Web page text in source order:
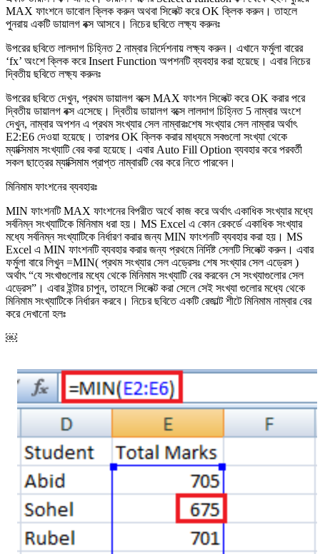
MAX ফাংশনে ডাবোল ক্লিক করুন অথবা সিলেক্ট করে OK ক্লিক করুন। তাহলে
পুনরায় একটি ডায়ালগ বক্স আসবে। নিচের ছবিতে লক্ষ্য করুনঃ
উপরের ছবিতে লালদাগ চিহ্নিত 2 নাম্বার নির্দেশনায় লক্ষ্য করুন। এখানে ফর্মুলা বারের
‘fx’ অংশে ক্লিক করে Insert Function অপশনটি ব্যবহার করা হয়েছে। এবার নিচের
দ্বিতীয় ছবিতে লক্ষ্য করুনঃ
উপরের ছবিতে দেখুন, প্রথম ডায়ালগ বক্সে MAX ফাংশন সিলেক্ট করে OK করার পরে
দ্বিতীয় ডায়ালগ বক্স এসেছে। দ্বিতীয় ডায়ালগ বক্সে লালদাগ চিহ্নিত 5 নাম্বার অংশে
দেখুন, নাম্বার অপশন এ প্রথম সংখ্যার সেল নাম্বারঃশেষ সংখ্যার সেল নাম্বার অর্থাৎ
E2:E6 দেওয়া হয়েছে। তারপর OK ক্লিক করার মাধ্যমে সবগুলো সংখ্যা থেকে
ম্যাক্সিমাম সংখ্যাটি বের করা হয়েছে। এবার Auto Fill Option ব্যবহার করে পরবর্তী
সকল ছাত্রের ম্যাক্সিমাম প্রাপ্ত নাম্বারটি বের করে নিতে পারবেন।
মিনিমাম ফাংশনের ব্যবহারঃ
MIN ফাংশনটি MAX ফাংশনের বিপরীত অর্থে কাজ করে অর্থাৎ একাধিক সংখ্যার মধ্যে
সর্বনিম্ন সংখ্যাটিকে মিনিমাম ধরা হয়। MS Excel এ কোন রেকর্ডে একাধিক সংখ্যার
মধ্যে সর্বনিম্ন সংখ্যাটিকে নির্ধারণ করার জন্য MIN ফাংশনটি ব্যবহার করা হয়। MS
Excel এ MIN ফাংশনটি ব্যবহার করার জন্য প্রথমে নির্দিষ্ট সেলটি সিলেক্ট করুন। এবার
ফর্মুলা বারে লিখুন =MIN( প্রথম সংখ্যার সেল এড্রেসঃ শেষ সংখ্যার সেল এড্রেস )
অর্থাৎ “যে সংখাগুলোর মধ্যে থেকে মিনিমাম সংখ্যাটি বের করবেন সে সংখ্যাগুলোর সেল
এড্রেস”। এবার ইন্টার চাপুন, তাহলে সিলেক্ট করা সেলে সেই সংখ্যা গুলোর মধ্যে থেকে
মিনিমাম সংখ্যাটিকে নির্ধারন করবে। নিচের ছবিতে একটি রেজাল্ট শীটে মিনিমাম নাম্বার বের
করে দেখানো হলঃ
￼